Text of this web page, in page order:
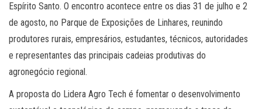
Espírito Santo. O encontro acontece entre os dias 31 de julho e 2
de agosto, no Parque de Exposições de Linhares, reunindo
produtores rurais, empresários, estudantes, técnicos, autoridades
e representantes das principais cadeias produtivas do
agronegócio regional.
A proposta do Lidera Agro Tech é fomentar o desenvolvimento